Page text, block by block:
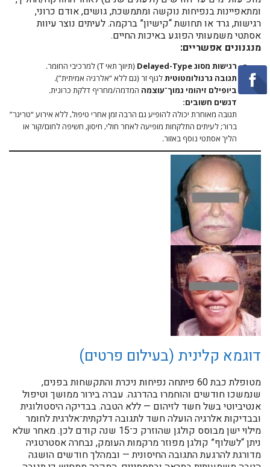
ומתאפיינות בנפיחות נוקשה ומתמשכת, גושים, אודם כרוני,
רגישות, גרד או תחושת “קישיון” ברקמה. לעיתים נוצר עיוות
אסתטי משמעותי הפוגע באיכות החיים.
מנגנונים אפשריים:
רגישות מסוג Delayed-Type
(תיווך תאי T) למרכיבי החומר.
תגובה גרנולומטוטיתלגוף זר (גם ללא “אלרגיה אמיתית”).
ביופילם זיהומי נמוך־עוצמה המדמה/מחריף דלקת כרונית.
דגשים חשובים:
תגובה מאוחרת יכולה להופיע גם הרבה זמן אחרי טיפול, ללא אירוע “טריגר”
ברור; לעיתים התלקחות מופיעה לאחר חולי, חיסון, חשיפה לחום/קור או
הליך אסתטי נוסף באזור.
דוגמא קלינית (בעילום פרטים)
מטופלת כבת 60 פיתחה נפיחות ניכרת והתקשחות בפנים,
שנמשכו חודשים והוחמרו בהדרגה. עברה בירור ממושך וטיפול
אנטיביוטי בשל חשד לזיהום — ללא הטבה. בבדיקה היסטולוגית
ובבדיקות אלרגיה הועלה חשד לתגובה דלקתית־אלרגית לחומר
מילוי ישן מבוסס קולגן שהוזרק כ־15 שנה קודם לכן. מאחר שלא
ניתן “לשלוף” קולגן מפוזר מרקמות העומק, נבחרה אסטרטגיה
מדורגת להרגעת התגובה החיסונית — ובמהלך חודשים הושגה